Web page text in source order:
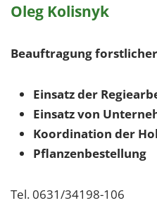
Oleg Kolisnyk
Beauftragung
Einsatz der
Einsatz von
Koordination der
Pflanzenbestellung
Tel. 0631/34198-106